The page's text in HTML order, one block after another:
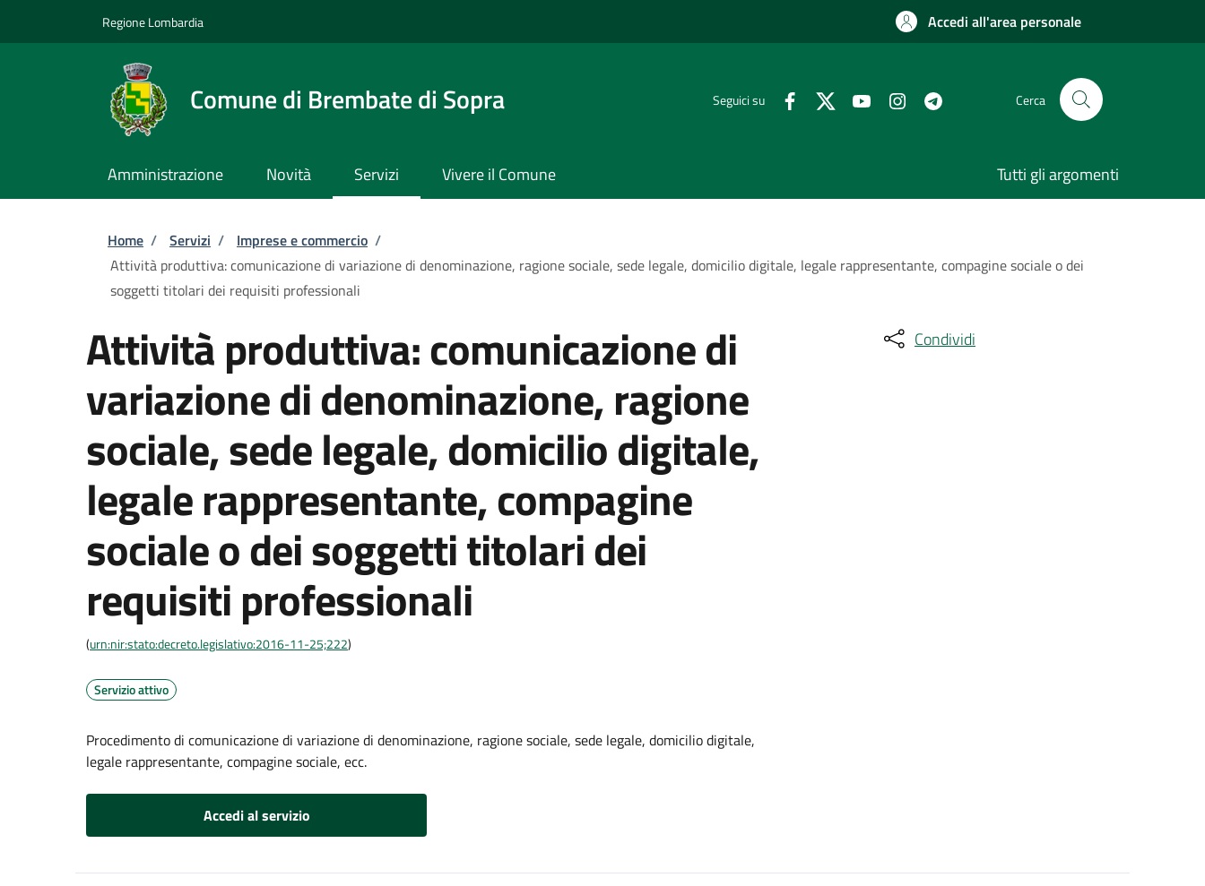
Regione Lombardia Accedi all'area personale
Comune di Brembate di Sopra Seguici su Cerca
Amministrazione Novità Servizi Vivere il Comune Tutti gli argomenti
Briciole di pane
Home / Servizi / Imprese e commercio /
Attività produttiva: comunicazione di variazione di denominazione, ragione sociale, sede legale, domicilio digitale, legale rappresentante, compagine sociale o dei
soggetti titolari dei requisiti professionali
Attività produttiva: comunicazione di
variazione di denominazione, ragione
sociale, sede legale, domicilio digitale,
legale rappresentante, compagine
sociale o dei soggetti titolari dei
requisiti professionali
(urn:nir:stato:decreto.legislativo:2016-11-25;222)
Servizio attivo
Procedimento di comunicazione di variazione di denominazione, ragione sociale, sede legale, domicilio digitale,
legale rappresentante, compagine sociale, ecc.
Accedi al servizio
Condividi